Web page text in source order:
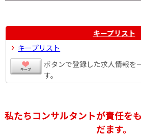
キープリスト
キープリスト
ボタンで登録した求人情報を
す。
私たちコンサルタントが責任を
だます。